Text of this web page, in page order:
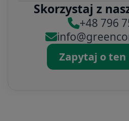
Skorzystaj z
+48 796
Zapytaj o